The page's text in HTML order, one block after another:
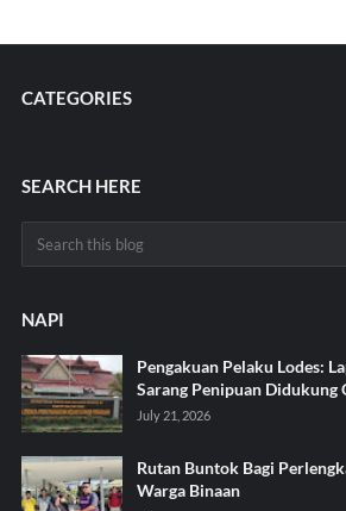
CATEGORIES
SEARCH HERE
NAPI
Pengakuan Pelaku Lodes:
Sarang Penipuan Didukung
July 21, 2026
Rutan Buntok Bagi
Warga Binaan